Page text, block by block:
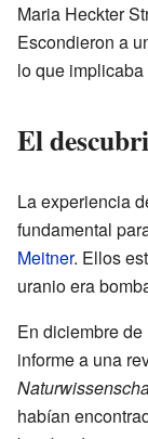
Maria Heckter
Escondieron a
lo que
El
La experiencia
fundamental
Meitner. Ellos
uranio era
En diciembre
informe a una
habían